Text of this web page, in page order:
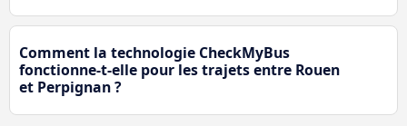
Comment la technologie CheckMyBus
fonctionne-t-elle pour les trajets entre Rouen
et Perpignan ?